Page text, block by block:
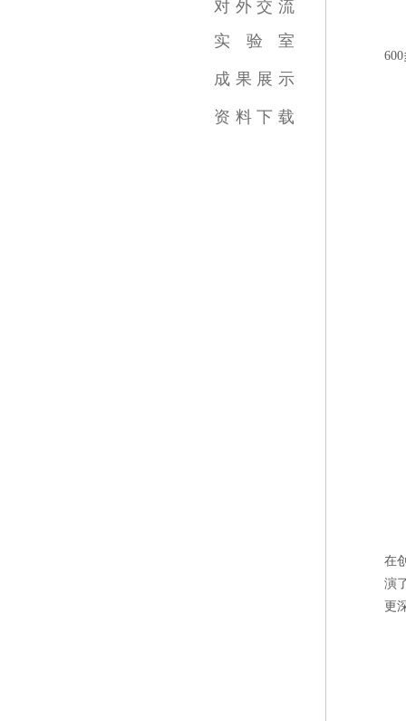
对 外 交 流
实
验 室
国家示范中心
虚拟实践教育中心
传媒实验教学平台
虚拟仿真教学中心
跨学科综合训练中心
数字图像教育中心
成 果 展 示
视频类
数媒类
摄影类
广告类
录音类
美术类
资 料 下 载
在
演
更